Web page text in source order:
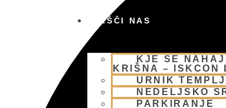
OBIŠČI NAS
KJE SE
KRIŠNA – ISKCON
URNIK
NEDELJSKO
PARKIRANJE